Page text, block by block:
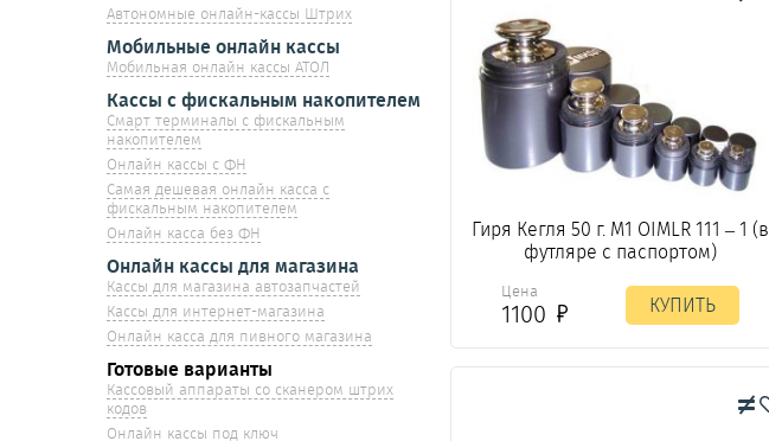
Автономные онлайн-кассы Штрих
Мобильные онлайн кассы
Мобильная онлайн кассы АТОЛ
Кассы с фискальным накопителем
Смарт терминалы с фискальным
накопителем
Онлайн кассы с ФН
Самая дешевая онлайн касса с
фискальным накопителем
Онлайн касса без ФН
Онлайн кассы для магазина
Кассы для магазина автозапчастей
Кассы для интернет-магазина
Онлайн касса для пивного магазина
Готовые варианты
Кассовый аппараты со сканером штрих
кодов
Онлайн кассы под ключ
Гиря Кегля 50 г. М1 OIMLR 111 – 1 (в
футляре с паспортом)
Цена
1100 КУПИТЬ